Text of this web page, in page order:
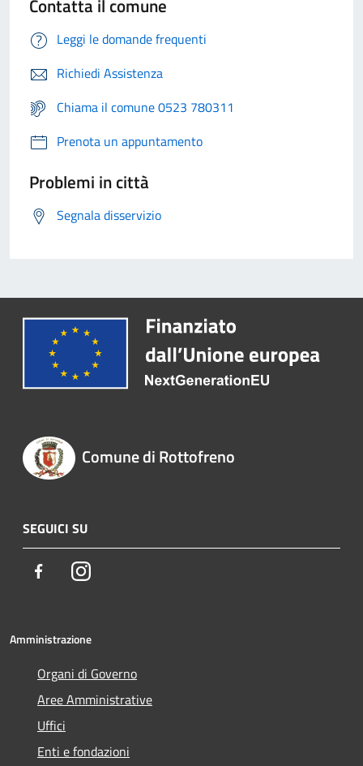
Contatta il comune
Leggi le domande frequenti
Richiedi Assistenza
Chiama il comune 0523 780311
Prenota un appuntamento
Problemi in città
Segnala disservizio
Comune di Rottofreno
SEGUICI SU
FacebookInstagram
Amministrazione
Organi di Governo
Aree Amministrative
Uffici
Enti e fondazioni